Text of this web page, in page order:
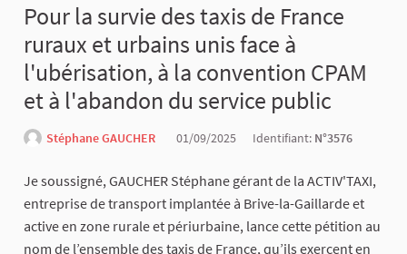
Pour la survie des taxis de France
ruraux et urbains unis face à
l'ubérisation, à la convention CPAM
et à l'abandon du service public
Stéphane GAUCHER 01/09/2025 Identifiant: N°3576
Je soussigné, GAUCHER Stéphane gérant de la ACTIV'TAXI,
entreprise de transport implantée à Brive-la-Gaillarde et
active en zone rurale et périurbaine, lance cette pétition au
nom de l’ensemble des taxis de France, qu’ils exercent en